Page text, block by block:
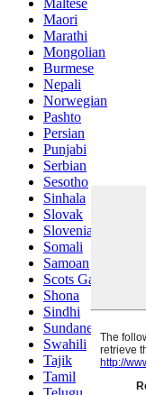
Maori
Marathi
Mongolian
Burmese
Nepali
Norwegian
Pashto
Persian
Punjabi
Serbian
Sesotho
Sinhala
Slovak
Slovenian
Somali
Samoan
Scots Gaelic
Shona
Sindhi
Sundanese
Swahili
Tajik
Tamil